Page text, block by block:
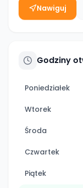
Nawiguj
Godziny
Poniedziałek
Wtorek
Środa
Czwartek
Piątek